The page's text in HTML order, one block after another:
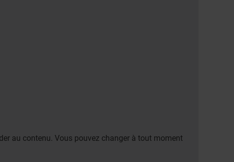
au contenu. Vous pouvez changer à tout moment